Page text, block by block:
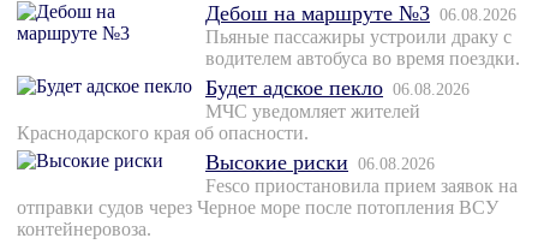
Дебош на маршруте №3 06.08.2026
Пьяные пассажиры устроили драку с
водителем автобуса во время поездки.
Будет адское пекло 06.08.2026
МЧС уведомляет жителей
Краснодарского края об опасности.
Высокие риски 06.08.2026
Fesco приостановила прием заявок на
отправки судов через Черное море после потопления ВСУ
контейнеровоза.